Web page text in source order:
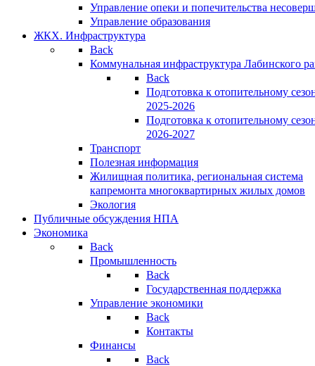
Управление опеки и попечительства
Управление образования
ЖКХ. Инфраструктура
Back
Коммунальная инфраструктура Лабинского
Back
Подготовка к отопительному
2025-2026
Подготовка к отопительному
2026-2027
Транспорт
Полезная информация
Жилищная политика, региональная система
капремонта многоквартирных жилых домов
Экология
Публичные обсуждения НПА
Экономика
Back
Промышленность
Back
Государственная поддержка
Управление экономики
Back
Контакты
Финансы
Back